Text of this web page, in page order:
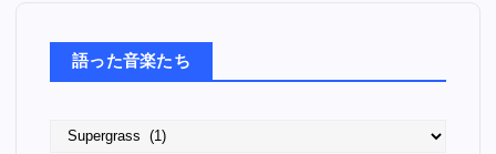
語った音楽たち